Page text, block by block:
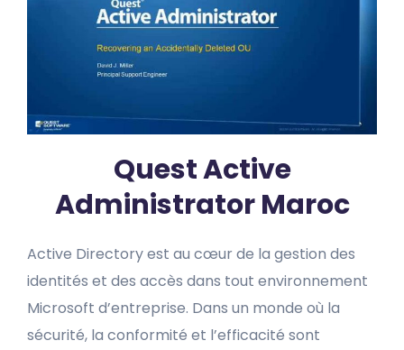
Quest Active
Administrator Maroc
Active Directory est au cœur de la gestion des
identités et des accès dans tout environnement
Microsoft d’entreprise. Dans un monde où la
sécurité, la conformité et l’efficacité sont